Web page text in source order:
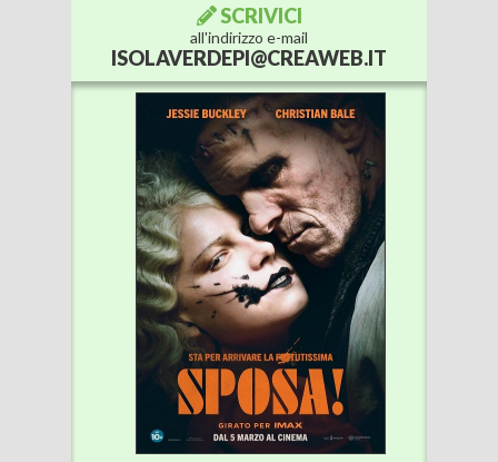
SCRIVICI
all'indirizzo e-mail
ISOLAVERDEPI@CREAWEB.IT